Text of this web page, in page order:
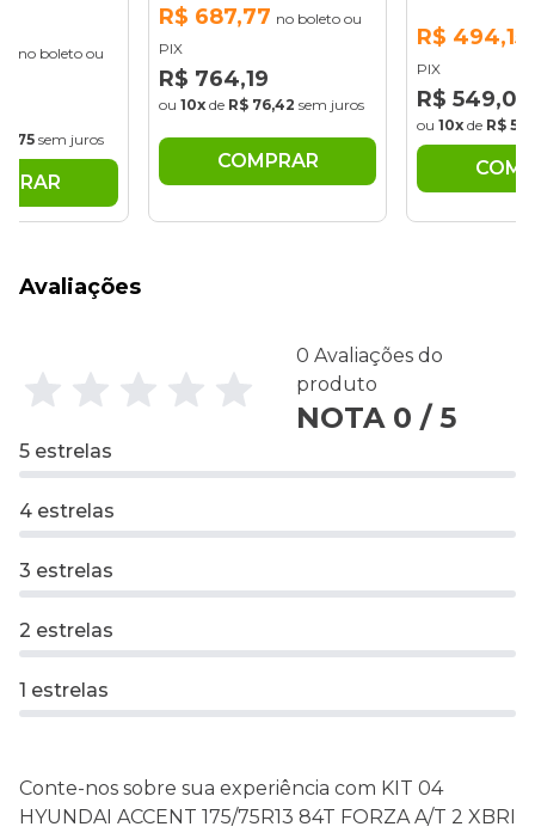
no boleto ou
sem juros
R$ 687,77 no boleto ou
PIX
R$ 764,19
ou 10x de R$ 76,42 sem juros
COMPRAR
R$ 494,15
PIX
R$ 549,06
ou 10x de R$
Avaliações
0 Avaliações do
produto
NOTA 0 / 5
5 estrelas
4 estrelas
3 estrelas
2 estrelas
1 estrelas
Conte-nos sobre sua experiência com KIT 04
HYUNDAI ACCENT 175/75R13 84T FORZA A/T 2 XBRI